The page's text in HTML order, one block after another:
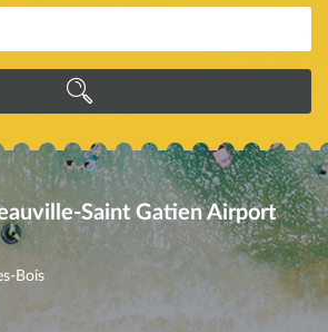
Saint Gatien Airport
Bois